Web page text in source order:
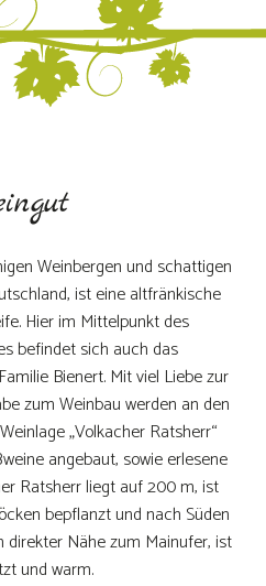
Weinbergen und schattigen
ist eine altfränkische
Hier im Mittelpunkt des
befindet sich auch das
Bienert. Mit viel Liebe zur
zum Weinbau werden an den
„Volkacher Ratsherr“
angebaut, sowie erlesene
Ratsherr liegt auf 200 m, ist
bepflanzt und nach Süden
direkter Nähe zum Mainufer, ist
und warm.